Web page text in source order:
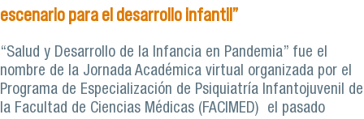
escenario para el desarrollo infantil”
“Salud y Desarrollo de la Infancia en Pandemia” fue el
nombre de la Jornada Académica virtual organizada por el
Programa de Especialización de Psiquiatría Infantojuvenil de
la Facultad de Ciencias Médicas (FACIMED) el pasado